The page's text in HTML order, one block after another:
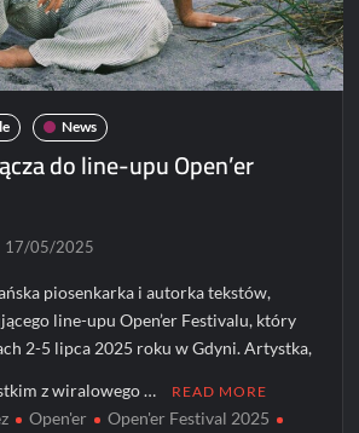
News
do line-upu Open’er
17/05/2025
piosenkarka i autorka tekstów,
line-upu Open’er Festivalu, który
2-5 lipca 2025 roku w Gdyni. Artystka,
z wiralowego … READ MORE
Open'er
Open'er Festival 2025